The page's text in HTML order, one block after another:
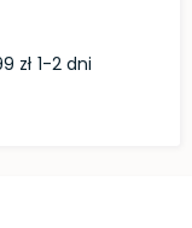
zł 1-2 dni